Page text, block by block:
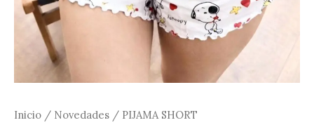
Inicio / Novedades / PIJAMA SHORT